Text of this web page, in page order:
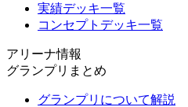
実績デッキ一覧
コンセプトデッキ一覧
アリーナ情報
グランプリまとめ
グランプリについて解説